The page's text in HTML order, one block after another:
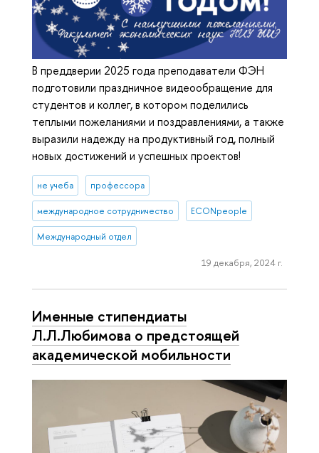
В преддверии 2025 года преподаватели ФЭН
подготовили праздничное видеообращение для
студентов и коллег, в котором поделились
теплыми пожеланиями и поздравлениями, а также
выразили надежду на продуктивный год, полный
новых достижений и успешных проектов!
не учеба профессора
международное сотрудничество ECONpeople
Международный отдел
19 декабря, 2024 г.
Именные стипендиаты
Л.Л.Любимова о предстоящей
академической мобильности